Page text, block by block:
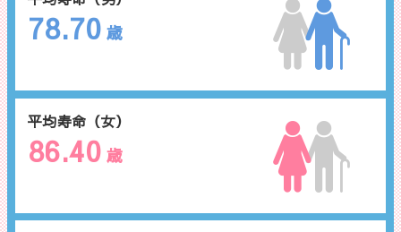
78.70 歳
平均寿命（女）
86.40 歳